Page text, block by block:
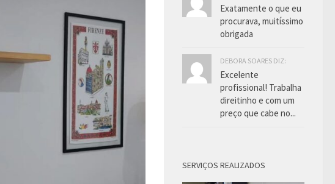
Exatamente o que eu
procurava, muitíssimo
obrigada
DEBORA SOARES DIZ:
Excelente
profissional! Trabalha
direitinho e com um
preço que cabe no...
SERVIÇOS REALIZADOS